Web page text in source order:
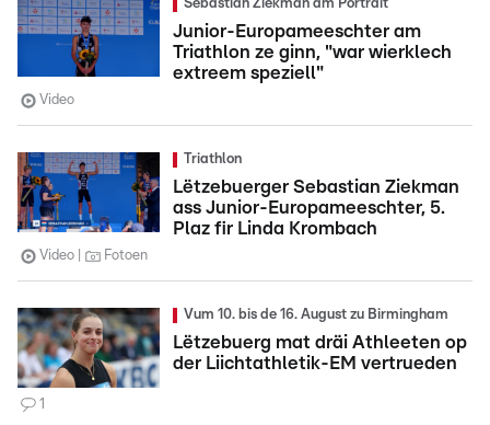
Sebastian Ziekman am Portrait
Junior-Europameeschter am
Triathlon ze ginn, "war wierklech
extreem speziell"
Video
Triathlon
Lëtzebuerger Sebastian Ziekman
ass Junior-Europameeschter, 5.
Plaz fir Linda Krombach
Video Fotoen
Vum 10. bis de 16. August zu Birmingham
Lëtzebuerg mat dräi Athleeten op
der Liichtathletik-EM vertrueden
1